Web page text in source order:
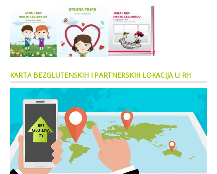
KARTA BEZGLUTENSKIH I PARTNERSKIH LOKACIJA U RH